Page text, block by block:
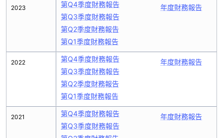
2023
2022
2021
第Q4季度財務報告
第Q3季度財務報告
第Q2季度財務報告
第Q1季度財務報告
年度財務報告
第Q4季度財務報告
第Q3季度財務報告
第Q2季度財務報告
第Q1季度財務報告
年度財務報告
第Q4季度財務報告
第Q3季度財務報告
年度財務報告